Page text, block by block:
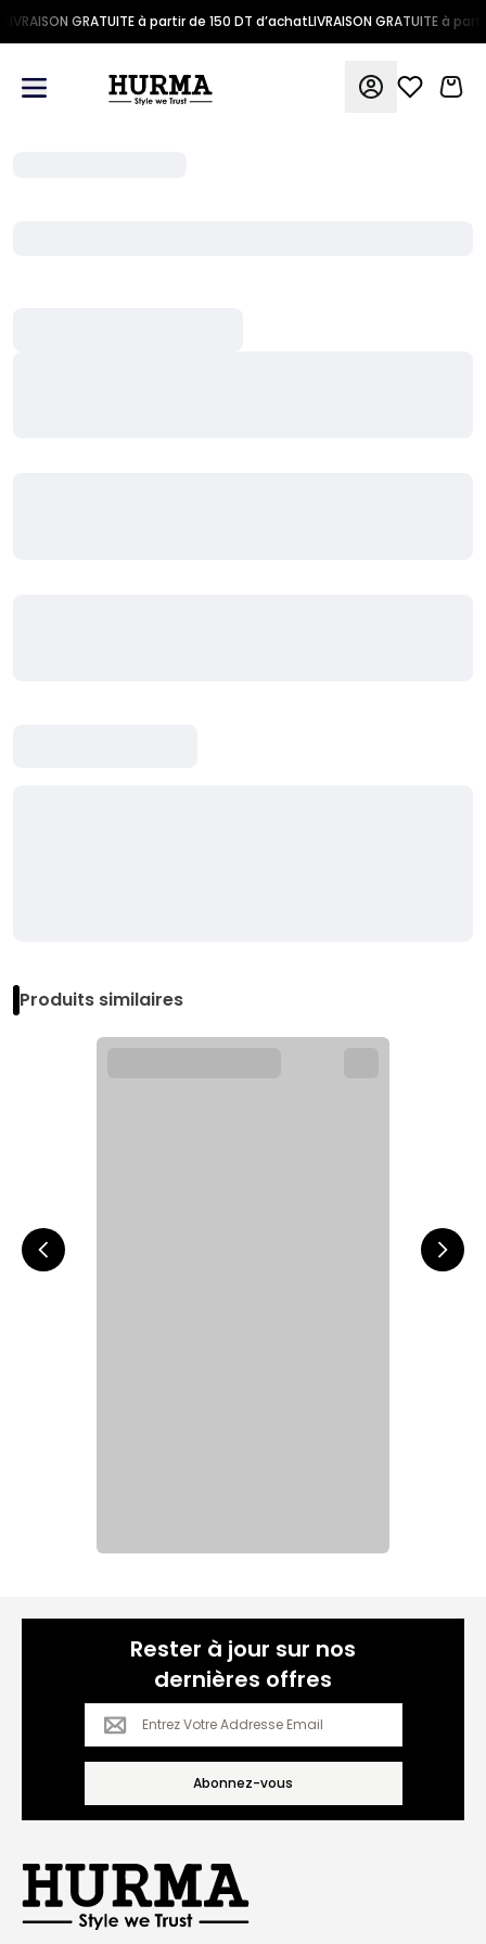
LIVRAISON GRATUITE à partir de 150 DT d’achatLIVRAISON GRATUITE à
Produits similaires
Rester à jour sur nos
dernières offres
Abonnez-vous